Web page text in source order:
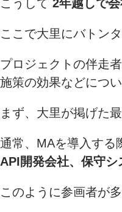
こうして 2年越しで
ここで大里にバトン
プロジェクトの伴走
施策の効果などにつ
まず、大里が掲げた
通常、MAを導入する
API開発会社、保守
このように参画者が